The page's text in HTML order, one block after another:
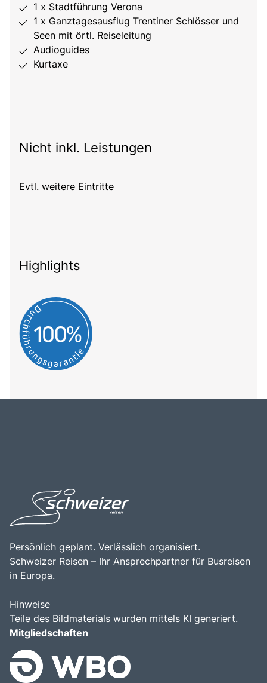
1 x Stadtführung Verona
1 x Ganztagesausflug Trentiner Schlösser und
Seen mit örtl. Reiseleitung
Audioguides
Kurtaxe
Nicht inkl. Leistungen
Evtl. weitere Eintritte
Highlights
Persönlich geplant. Verlässlich organisiert.
Schweizer Reisen – Ihr Ansprechpartner für Busreisen
in Europa.
Hinweise
Teile des Bildmaterials wurden mittels KI generiert.
Mitgliedschaften